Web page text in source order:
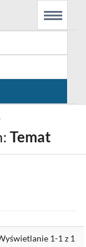
Menu
Temat
1-1 z 1